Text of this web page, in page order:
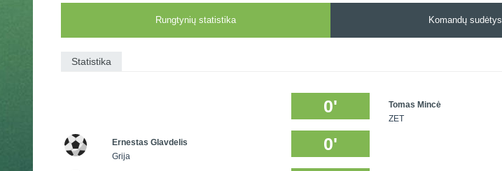
Rungtynių statistika Komandų sudėtys
Statistika
0'
Tomas Mincė
ZET
Ernestas Glavdelis
Grija
0'